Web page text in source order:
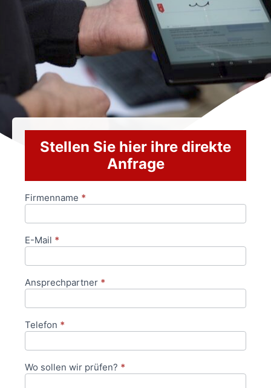
Stellen Sie hier ihre direkte
Anfrage
Anfrageformular
Firmenname *
E-Mail *
Ansprechpartner *
Telefon *
Wo sollen wir prüfen? *